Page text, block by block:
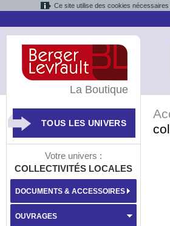
Ce site utilise des cookies
La Boutique
TOUS LES UNIVERS
Votre univers :
COLLECTIVITÉS LOCALES
DOCUMENTS & ACCESSOIRES
OUVRAGES